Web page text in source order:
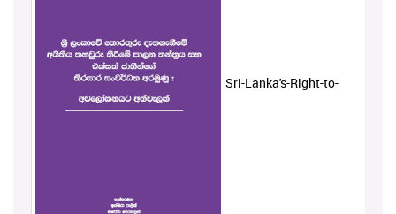
Sri-Lanka's-Right-to-